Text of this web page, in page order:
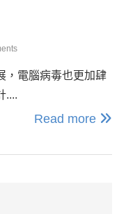
，電腦病毒也更加肆
....
Read more